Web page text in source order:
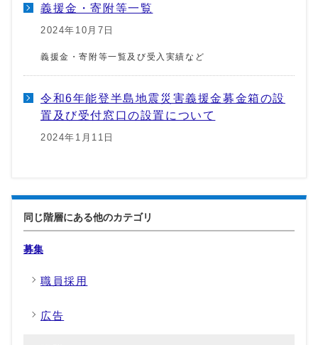
義援金・寄附等一覧
2024年10月7日
義援金・寄附等一覧及び受入実績など
令和6年能登半島地震災害義援金募金箱の設
置及び受付窓口の設置について
2024年1月11日
同じ階層にある他のカテゴリ
募集
職員採用
広告